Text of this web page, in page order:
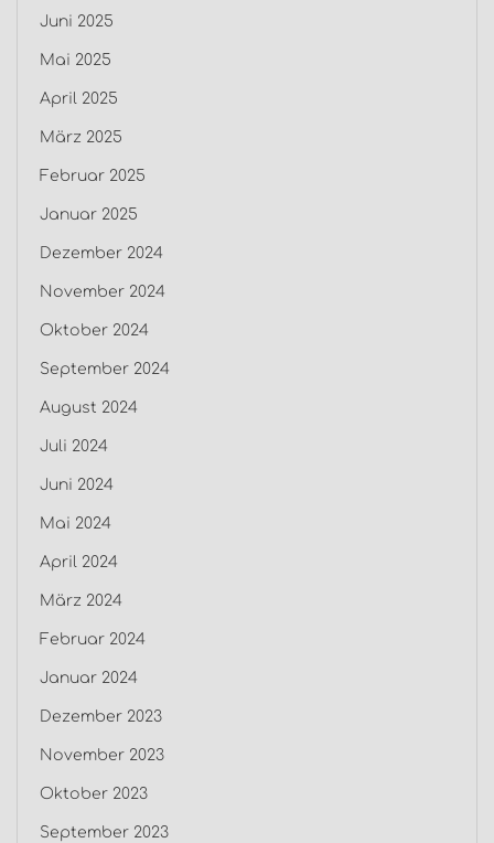
Juni 2025
Mai 2025
April 2025
März 2025
Februar 2025
Januar 2025
Dezember 2024
November 2024
Oktober 2024
September 2024
August 2024
Juli 2024
Juni 2024
Mai 2024
April 2024
März 2024
Februar 2024
Januar 2024
Dezember 2023
November 2023
Oktober 2023
September 2023